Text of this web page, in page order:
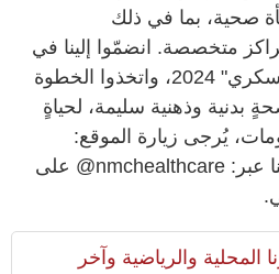
من 85 منشأة صحية، بما في ذلك
متخصصة. انضمّوا إلينا في
"مسيرة اليوم العالمي للسكري" 2024، واتخذوا الخطوة
بدنية وذهنية سليمة، لحياةٍ
يُرجى زيارة الموقع:
www.NMC.ae أو متابعتنا عبر: nmchealthcare@ على
المحلية والرياضية وآخر